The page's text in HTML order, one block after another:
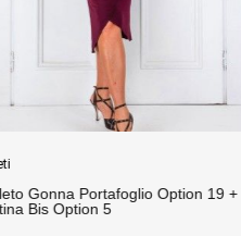
Completo Tubino Longuette
Sunny Option 10